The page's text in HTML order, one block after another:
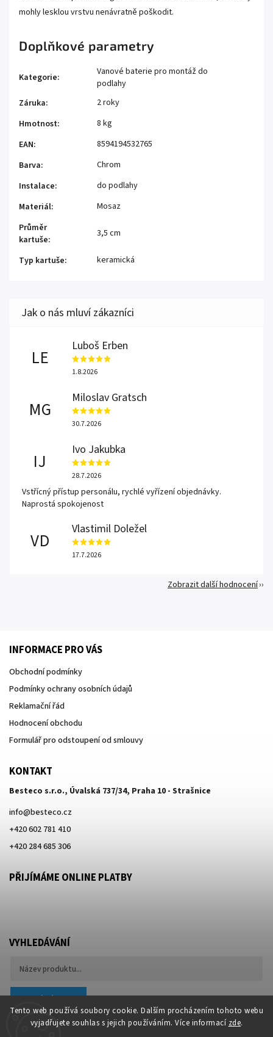
Tento web používá soubory cookie. Dalším procházením tohoto webu
vyjadřujete souhlas s jejich používáním. Více informací zde.
mohly lesklou vrstvu nenávratně poškodit.
Doplňkové parametry
Kategorie:
Vanové baterie pro montáž do
podlahy
Záruka:
2 roky
Hmotnost:
8 kg
EAN:
8594194532765
Barva:
Chrom
Instalace:
do podlahy
Materiál:
Mosaz
Průměr
kartuše:
3,5 cm
Typ kartuše: keramická
LE
Luboš Erben
1.8.2026
MG
Miloslav Gratsch
30.7.2026
IJ
Ivo Jakubka
28.7.2026
Vstřícný přístup personálu, rychlé vyřízení objednávky.
Naprostá spokojenost
VD
Vlastimil Doležel
17.7.2026
Zobrazit další hodnocení
INFORMACE PRO VÁS
Obchodní podmínky
Podmínky ochrany osobních údajů
Reklamační řád
Hodnocení obchodu
Formulář pro odstoupení od smlouvy
KONTAKT
Besteco s.r.o., Úvalská 737/34, Praha 10 - Strašnice
info@besteco.cz
+420 602 781 410
+420 284 685 306
PŘIJÍMÁME ONLINE PLATBY
VYHLEDÁVÁNÍ
Hledat